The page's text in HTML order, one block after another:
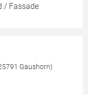
/ Fassade
Gaushorn)